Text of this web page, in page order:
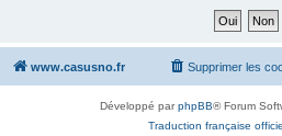
www.casusno.fr Supprimer les
Développé parphpBB® Forum
Traduction française